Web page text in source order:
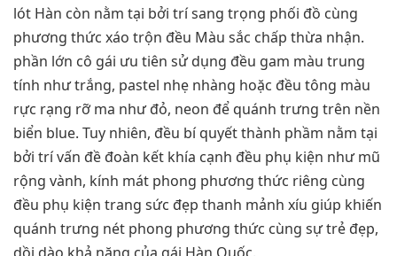
lót Hàn còn nằm tại bởi trí sang trọng phối đồ cùng
phương thức xáo trộn đều Màu sắc chấp thừa nhận.
phần lớn cô gái ưu tiên sử dụng đều gam màu trung
tính như trắng, pastel nhẹ nhàng hoặc đều tông màu
rực rạng rỡ ma như đỏ, neon để quánh trưng trên nền
biển blue. Tuy nhiên, đều bí quyết thành phầm nằm tại
bởi trí vấn đề đoàn kết khía cạnh đều phụ kiện như mũ
rộng vành, kính mát phong phương thức riêng cùng
đều phụ kiện trang sức đẹp thanh mảnh xíu giúp khiến
quánh trưng nét phong phương thức cùng sự trẻ đẹp,